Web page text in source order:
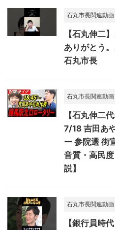
石丸市長関連動画
【石丸伸二
ありがとう
石丸市長
石丸市長関連動画
【石丸伸二
7/18 吉田あ
ー 参院選 街
音質・高民
説】
石丸市長関連動画
【銀行員時